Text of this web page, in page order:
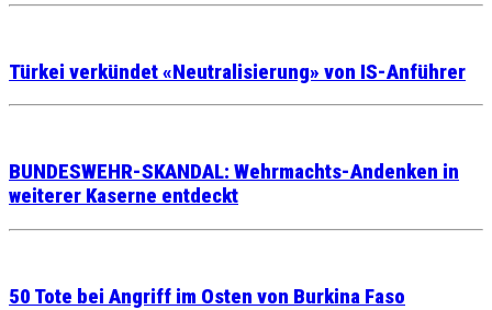
Türkei verkündet «Neutralisierung» von IS-Anführer
BUNDESWEHR-SKANDAL: Wehrmachts-Andenken in
weiterer Kaserne entdeckt
50 Tote bei Angriff im Osten von Burkina Faso